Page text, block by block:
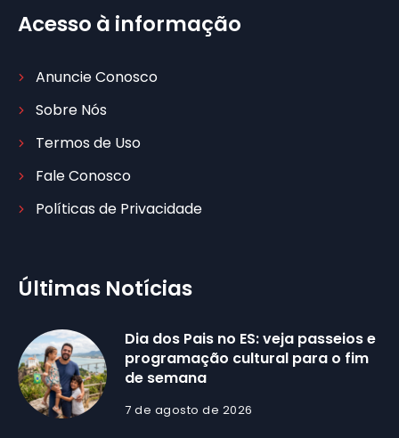
Acesso à informação
Anuncie Conosco
Sobre Nós
Termos de Uso
Fale Conosco
Políticas de Privacidade
Últimas Notícias
Dia dos Pais no ES: veja passeios e
programação cultural para o fim
de semana
7 de agosto de 2026